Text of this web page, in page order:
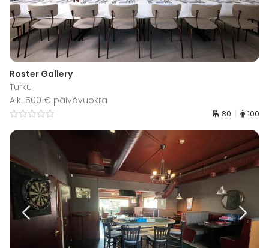
Roster Gallery
Turku
Alk. 500 € päivävuokra
80 100